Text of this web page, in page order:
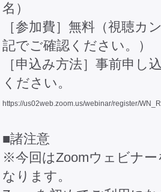
名）
［参加費］無料（視聴カ
記でご確認ください。）
［申込み方法］事前申し
ください。
https://us02web.zoom.us/webinar/register/
■諸注意
※今回はZoomウェビナ
なります。